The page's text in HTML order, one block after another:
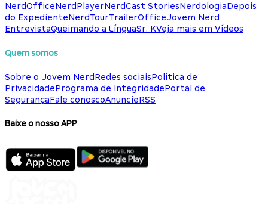
NerdOfficeNerdPlayerNerdCast StoriesNerdologiaDepois
do ExpedienteNerdTourTrailerOfficeJovem Nerd
EntrevistaQueimando a LínguaSr. KVeja mais em Vídeos
Quem somos
Sobre o Jovem NerdRedes sociaisPolítica de
PrivacidadePrograma de IntegridadePortal de
SegurançaFale conoscoAnuncieRSS
Baixe o nosso APP